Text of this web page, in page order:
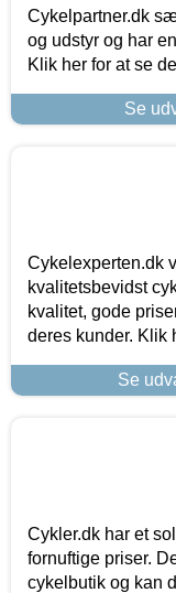
Cykelpartner.dk
og udstyr og har
Klik her for at se
Se
Cykelexperten.dk
kvalitetsbevidst
kvalitet, gode
deres kunder. Klik
Se
Cykler.dk har et
fornuftige priser.
cykelbutik og kan